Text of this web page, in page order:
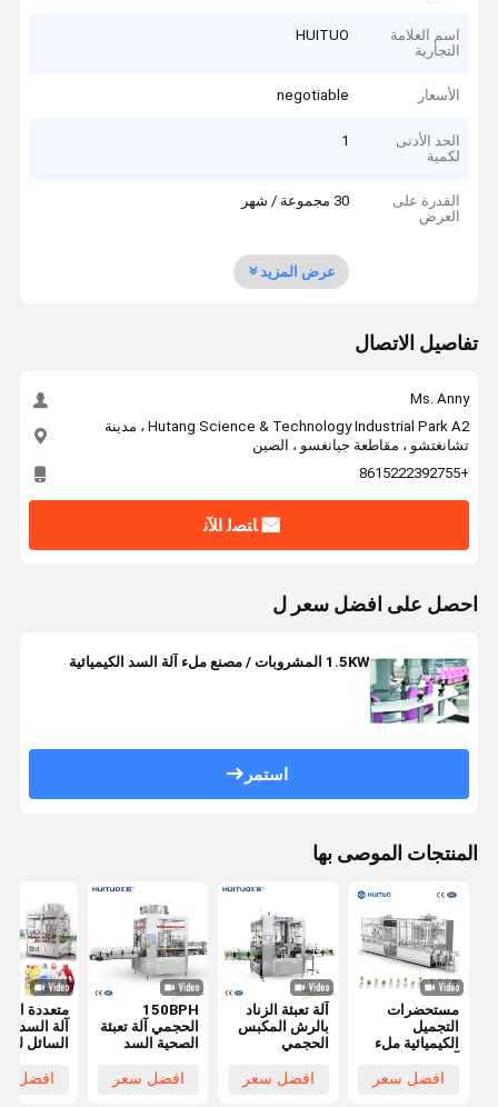
اسم العلامة
التجارية
HUITUO
الأسعار negotiable
الحد الأدنى
لكمية
1
القدرة على
العرض
30 مجموعة / شهر
عرض المزيد
تفاصيل الاتصال
Ms. Anny
Hutang Science & Technology Industrial Park A2 ، مدينة
تشانغتشو ، مقاطعة جيانغسو ، الصين
+8615222392755
ﺎﺘﺼﻟ ﺍﻶﻧ
احصل على افضل سعر ل
1.5KW المشروبات / مصنع ملء آلة السد الكيميائية
استمر
المنتجات الموصى بها
مستحضرات
التجميل
الكيميائية ملء
الكيميائية اليومية
افضل سعر
آلة تعبئة الزناد
بالرش المكبس
الحجمي
افضل سعر
150BPH
الحجمي آلة تعبئة
الصحية السد
التجميل العناية
افضل سعر
متعددة
آلة السد
السائل
افضل